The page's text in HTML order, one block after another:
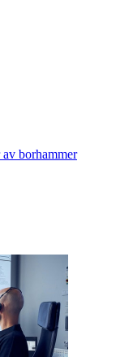
borhammer